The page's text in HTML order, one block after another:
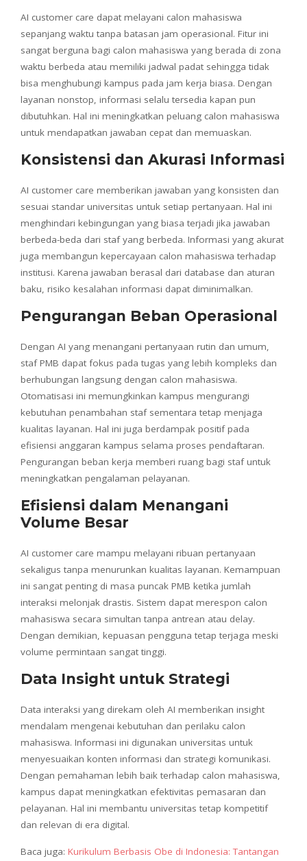
AI customer care dapat melayani calon mahasiswa
sepanjang waktu tanpa batasan jam operasional. Fitur ini
sangat berguna bagi calon mahasiswa yang berada di zona
waktu berbeda atau memiliki jadwal padat sehingga tidak
bisa menghubungi kampus pada jam kerja biasa. Dengan
layanan nonstop, informasi selalu tersedia kapan pun
dibutuhkan. Hal ini meningkatkan peluang calon mahasiswa
untuk mendapatkan jawaban cepat dan memuaskan.
Konsistensi dan Akurasi Informasi
AI customer care memberikan jawaban yang konsisten dan
sesuai standar universitas untuk setiap pertanyaan. Hal ini
menghindari kebingungan yang biasa terjadi jika jawaban
berbeda-beda dari staf yang berbeda. Informasi yang akurat
juga membangun kepercayaan calon mahasiswa terhadap
institusi. Karena jawaban berasal dari database dan aturan
baku, risiko kesalahan informasi dapat diminimalkan.
Pengurangan Beban Operasional
Dengan AI yang menangani pertanyaan rutin dan umum,
staf PMB dapat fokus pada tugas yang lebih kompleks dan
berhubungan langsung dengan calon mahasiswa.
Otomatisasi ini memungkinkan kampus mengurangi
kebutuhan penambahan staf sementara tetap menjaga
kualitas layanan. Hal ini juga berdampak positif pada
efisiensi anggaran kampus selama proses pendaftaran.
Pengurangan beban kerja memberi ruang bagi staf untuk
meningkatkan pengalaman pelayanan.
Efisiensi dalam Menangani
Volume Besar
AI customer care mampu melayani ribuan pertanyaan
sekaligus tanpa menurunkan kualitas layanan. Kemampuan
ini sangat penting di masa puncak PMB ketika jumlah
interaksi melonjak drastis. Sistem dapat merespon calon
mahasiswa secara simultan tanpa antrean atau delay.
Dengan demikian, kepuasan pengguna tetap terjaga meski
volume permintaan sangat tinggi.
Data Insight untuk Strategi
Data interaksi yang direkam oleh AI memberikan insight
mendalam mengenai kebutuhan dan perilaku calon
mahasiswa. Informasi ini digunakan universitas untuk
menyesuaikan konten informasi dan strategi komunikasi.
Dengan pemahaman lebih baik terhadap calon mahasiswa,
kampus dapat meningkatkan efektivitas pemasaran dan
pelayanan. Hal ini membantu universitas tetap kompetitif
dan relevan di era digital.
Baca juga: Kurikulum Berbasis Obe di Indonesia: Tantangan